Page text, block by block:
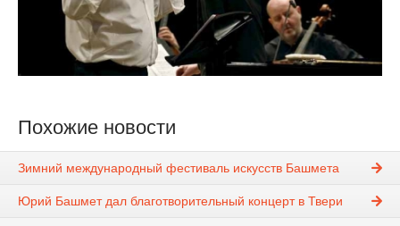
Похожие новости
Зимний международный фестиваль искусств Башмета
Юрий Башмет дал благотворительный концерт в Твери